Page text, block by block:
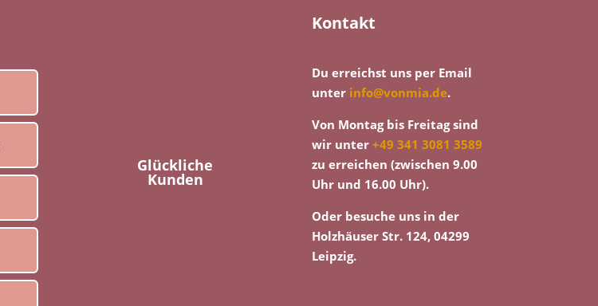
Glückliche
Kunden
Kontakt
Du erreichst uns per Email
unter info@vonmia.de.
Von Montag bis Freitag sind
wir unter+49 341 3081 3589
zu erreichen (zwischen 9.00
Uhr und 16.00 Uhr).
Oder besuche uns in der
Holzhäuser Str. 124, 04299
Leipzig.